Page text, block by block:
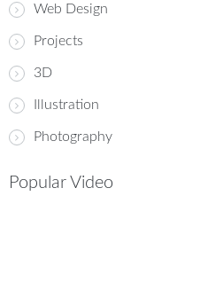
Web Design
Projects
3D
Illustration
Photography
Popular Video